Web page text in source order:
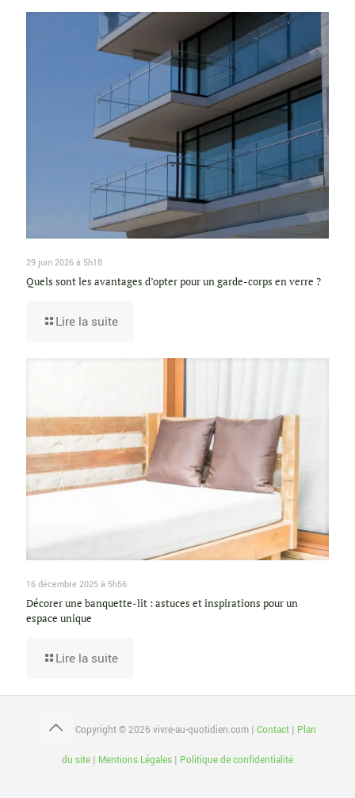
29 juin 2026 à 5h18
Quels sont les avantages d’opter pour un garde-corps en verre ?
Lire la suite
16 décembre 2025 à 5h56
Décorer une banquette-lit : astuces et inspirations pour un
espace unique
Lire la suite
Copyright © 2026 vivre-au-quotidien.com | Contact| Plan
du site | Mentions Légales | Politique de confidentialité